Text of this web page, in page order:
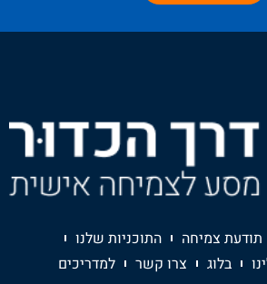
תודעת צמיחה
התוכניות שלנו
בלוג צרו קשר למדריכים